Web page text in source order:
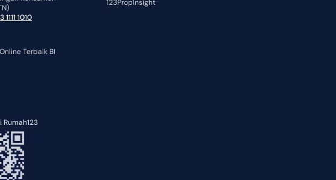
1111 1010
Terbaik BI
123PropInsight